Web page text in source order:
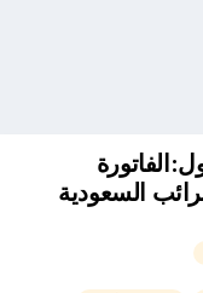
السعودية